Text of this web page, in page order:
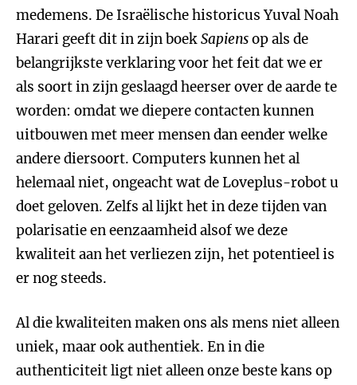
medemens. De Israëlische historicus Yuval Noah
Harari geeft dit in zijn boekSapiensop als de
belangrijkste verklaring voor het feit dat we er
als soort in zijn geslaagd heerser over de aarde te
worden: omdat we diepere contacten kunnen
uitbouwen met meer mensen dan eender welke
andere diersoort. Computers kunnen het al
helemaal niet, ongeacht wat de Loveplus-robot u
doet geloven. Zelfs al lijkt het in deze tijden van
polarisatie en eenzaamheid alsof we deze
kwaliteit aan het verliezen zijn, het potentieel is
er nog steeds.
Al die kwaliteiten maken ons als mens niet alleen
uniek, maar ook authentiek. En in die
authenticiteit ligt niet alleen onze beste kans op